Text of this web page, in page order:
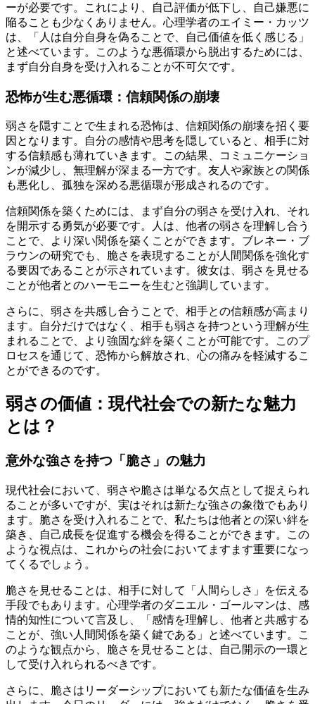
ーが必要です。これにより、自己評価が低下し、自己嫌悪に
陥ることも少なくありません。心理学者のエイミー・カッツ
は、「人は自分自身を偽ることで、自己価値を低く感じる」
と述べています。このような悪循環から脱出するためには、
まず自分自身を受け入れることが不可欠です。
恐怖が生む悪循環：信頼関係の崩壊
弱さを隠すことで生まれる恐怖は、信頼関係の崩壊を招く要
因となります。自分の感情や思考を隠していると、相手に対
する信頼感も薄れていきます。この結果、コミュニケーショ
ンが減少し、無理解が深まる一方です。友人や家族との関係
も悪化し、孤独を深める悪循環が形成されるのです。
信頼関係を築くためには、まず自分の弱さを受け入れ、それ
を開示する勇気が必要です。人は、他者の弱さを理解し合う
ことで、より深い関係を築くことができます。ブレネー・ブ
ラウンの研究でも、脆さを表現することが人間関係を強化す
る要因であることが示されています。彼女は、弱さを見せる
ことが他者とのハーモニーを生むと強調しています。
さらに、弱さを共感し合うことで、相手との信頼感が高まり
ます。自分だけではなく、相手も弱さを持つという理解が生
まれることで、より強固な絆を築くことが可能です。このプ
ロセスを通じて、恐怖から解放され、心の痛みを軽減するこ
とができるのです。
弱さの価値：現代社会での新たな魅力
とは？
意外な強さを持つ「脆さ」の魅力
現代社会において、弱さや脆さは単なる欠点として捉えられ
ることが多いですが、実はそれは新たな強さの象徴でもあり
ます。脆さを受け入れることで、私たちは他者との深い絆を
築き、自己成長を促進する機会を得ることができます。この
ような視点は、これからの社会においてますます重要になっ
てくるでしょう。
脆さを見せることは、相手に対して「人間らしさ」を伝える
手段でもあります。心理学者のダニエル・ゴールマンは、感
情的知性について言及し、「感情を理解し、他者と共感する
ことが、強い人間関係を築く鍵である」と述べています。こ
のような観点から、脆さを見せることは、自己開示の一環と
して受け入れられるべきです。
さらに、脆さはリーダーシップにおいても新たな価値を生み